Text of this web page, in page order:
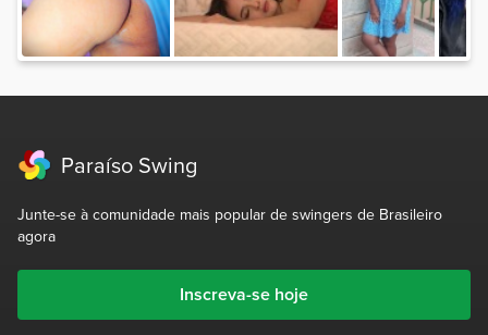
Paraíso Swing
Junte-se à comunidade mais popular de swingers de Brasileiro
agora
Inscreva-se hoje